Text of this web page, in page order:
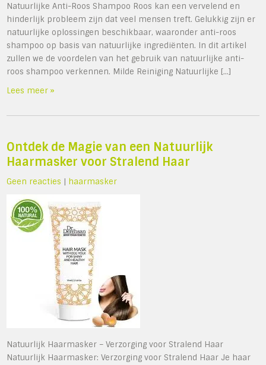
Natuurlijke Anti-Roos Shampoo Roos kan een vervelend en
hinderlijk probleem zijn dat veel mensen treft. Gelukkig zijn er
natuurlijke oplossingen beschikbaar, waaronder anti-roos
shampoo op basis van natuurlijke ingrediënten. In dit artikel
zullen we de voordelen van het gebruik van natuurlijke anti-
roos shampoo verkennen. Milde Reiniging Natuurlijke […]
Lees meer »
Ontdek de Magie van een Natuurlijk
Haarmasker voor Stralend Haar
Geen reacties | haarmasker
Natuurlijk Haarmasker – Verzorging voor Stralend Haar
Natuurlijk Haarmasker: Verzorging voor Stralend Haar Je haar